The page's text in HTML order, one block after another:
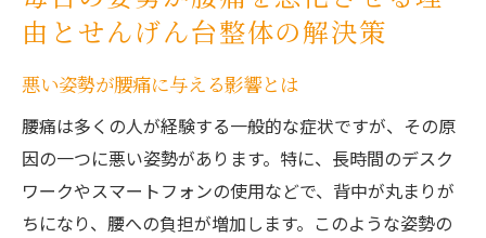
由とせんげん台整体の解決策
悪い姿勢が腰痛に与える影響とは
腰痛は多くの人が経験する一般的な症状ですが、その原
因の一つに悪い姿勢があります。特に、長時間のデスク
ワークやスマートフォンの使用などで、背中が丸まりが
ちになり、腰への負担が増加します。このような姿勢の